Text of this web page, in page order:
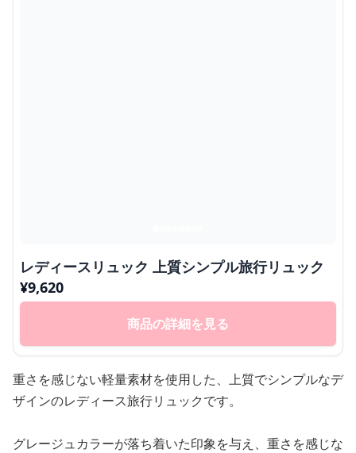
レディースリュック 上質シンプル旅行リュック
¥9,620
商品の詳細を見る
重さを感じない軽量素材を使用した、上質でシンプルなデ
ザインのレディース旅行リュックです。
グレージュカラーが落ち着いた印象を与え、重さを感じな